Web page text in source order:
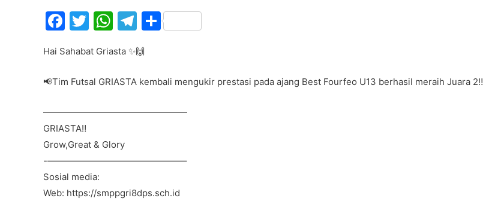
F
c
e
o
o
k
T
itt
er
W
at
s
p
T
e
gr
m
S
e
Hai Sahabat Griasta ✨🙌
📢Tim Futsal GRIASTA kembali mengukir prestasi pada ajang Best Fourfeo U13 berhasil meraih Juara 2‼️
————————————————
GRIASTA‼️
Grow,Great & Glory
-———————————————–
Sosial media:
Web: https://smppgri8dps.sch.id